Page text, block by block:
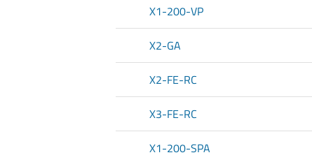
X1-200-VP
X2-GA
X2-FE-RC
X3-FE-RC
X1-200-SPA